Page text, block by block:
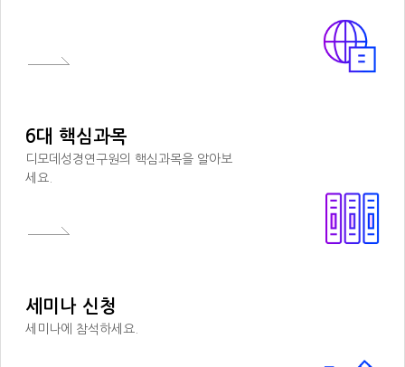
6대 핵심과목
디모데성경연구원의 핵심과목을 알아보
세요.
세미나 신청
세미나에 참석하세요.